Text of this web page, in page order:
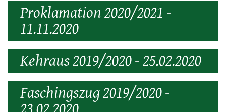
Prinzenpaar
Proklamation 2020/2021 -
11.11.2020
Kehraus 2019/2020 - 25.02.2020
Faschingszug 2019/2020 -